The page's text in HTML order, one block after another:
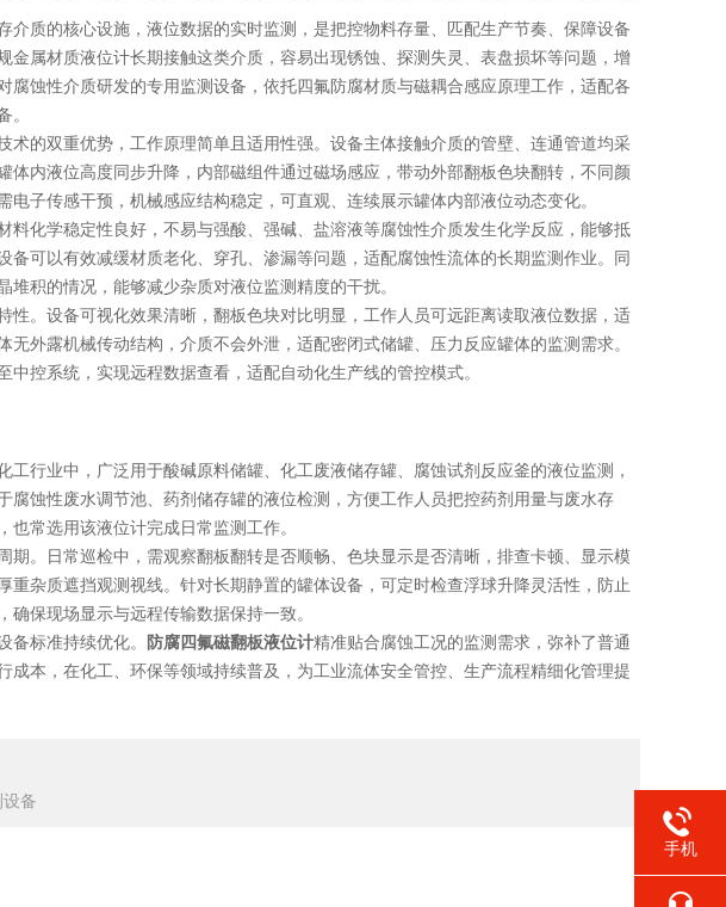
质的核心设施，液位数据的实时监测，是把控物料存量、匹配生产节奏、保障设备
属材质液位计长期接触这类介质，容易出现锈蚀、探测失灵、表盘损坏等问题，增
腐蚀性介质研发的专用监测设备，依托四氟防腐材质与磁耦合感应原理工作，适配各
。
的双重优势，工作原理简单且适用性强。设备主体接触介质的管壁、连通管道均采
内液位高度同步升降，内部磁组件通过磁场感应，带动外部翻板色块翻转，不同颜
子传感干预，机械感应结构稳定，可直观、连续展示罐体内部液位动态变化。
化学稳定性良好，不易与强酸、强碱、盐溶液等腐蚀性介质发生化学反应，能够抵
可以有效减缓材质老化、穿孔、渗漏等问题，适配腐蚀性流体的长期监测作业。同
积的情况，能够减少杂质对液位监测精度的干扰。
。设备可视化效果清晰，翻板色块对比明显，工作人员可远距离读取液位数据，适
外露机械传动结构，介质不会外泄，适配密闭式储罐、压力反应罐体的监测需求。
控系统，实现远程数据查看，适配自动化生产线的管控模式。
业中，广泛用于酸碱原料储罐、化工废液储存罐、腐蚀试剂反应釜的液位监测，
蚀性废水调节池、药剂储存罐的液位检测，方便工作人员把控药剂用量与废水存
常选用该液位计完成日常监测工作。
。日常巡检中，需观察翻板翻转是否顺畅、色块显示是否清晰，排查卡顿、显示模
杂质遮挡观测视线。针对长期静置的罐体设备，可定时检查浮球升降灵活性，防止
保现场显示与远程传输数据保持一致。
标准持续优化。
防腐四氟磁翻板液位计精准贴合腐蚀工况的监测需求，弥补了普通
本，在化工、环保等领域持续普及，为工业流体安全管控、生产流程精细化管理提
备
手机